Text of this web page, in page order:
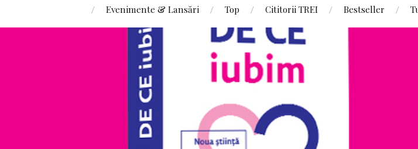
Evenimente & Lansări Top Cititorii TREI Bestseller